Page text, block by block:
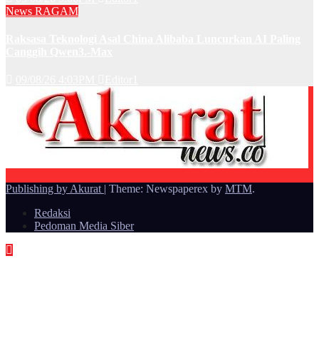
News RAGAM
Publishing by Akurat | Theme: Newspaperex by MTM.
Redaksi
Pedoman Media Siber